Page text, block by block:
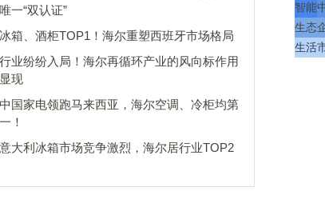
唯一“双认证”
冰箱、酒柜TOP1！海尔重塑西班牙市场格局
行业纷纷入局！海尔再循环产业的风向标作用
显现
中国家电领跑马来西亚，海尔空调、冷柜均第
一！
意大利冰箱市场竞争激烈，海尔居行业TOP2
智能
生态
生活